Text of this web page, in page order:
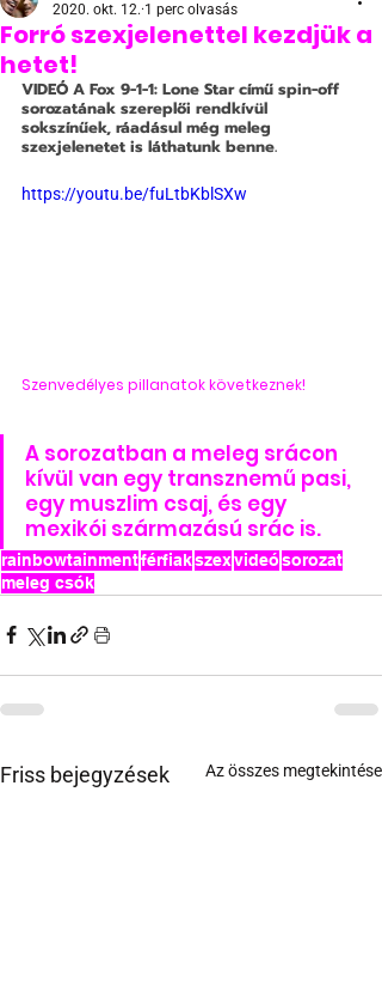
Forró szexjelenettel kezdjük a
hetet!
2020. okt. 12. 1 perc olvasás
VIDEÓ A Fox 9-1-1: Lone Star című spin-off
sorozatának szereplői rendkívül
sokszínűek, ráadásul még meleg
szexjelenetet is láthatunk benne.
https://youtu.be/fuLtbKblSXw
Szenvedélyes pillanatok következnek!
A sorozatban a meleg srácon
kívül van egy transznemű pasi,
egy muszlim csaj, és egy
mexikói származású srác is.
rainbowtainmentférfiakszexvideósorozat
meleg csók
Friss bejegyzések Az összes megtekintése